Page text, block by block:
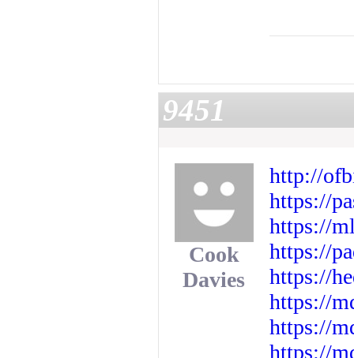
9451
Cook
Davies
http://
https://
https://
https://
https://
https://
https://
https://